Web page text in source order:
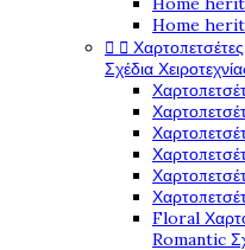
Home
 
Σχέδια
Floral
Romantic